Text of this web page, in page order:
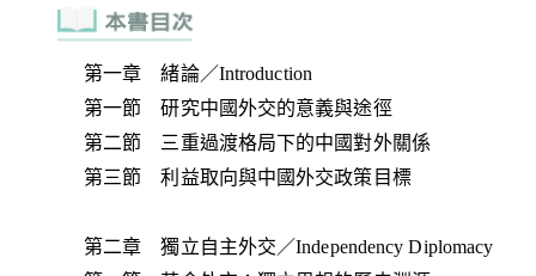
第一章 緒論／Introduction
第一節 研究中國外交的意義與途徑
第二節 三重過渡格局下的中國對外關係
第三節 利益取向與中國外交政策目標
第二章 獨立自主外交／Independency Diplomacy